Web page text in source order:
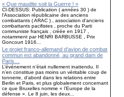
« Que maudite soit la Guerre ! »
CI-DESSUS: Publication ( années 30 ) de
l'Association républicaine des anciens
combattants ( ARAC ) , association d'anciens
combattants pacifistes , proche du Parti
communiste français , créée en 1917 ,
notamment par HENRI BARBUSSE , Prix
Goncourt 1916...
Le projet franco-allemand d’avion de combat
commun est abandonné, au grand dam de
Paris…
L’événement n’était nullement inattendu. Il
n’en constitue pas moins un véritable coup de
tonnerre, d’abord dans les relations entre
Berlin et Paris, et plus globalement concernant
ce que Bruxelles nomme « l’Europe de la
défense ». Le 8 juin, les deux...